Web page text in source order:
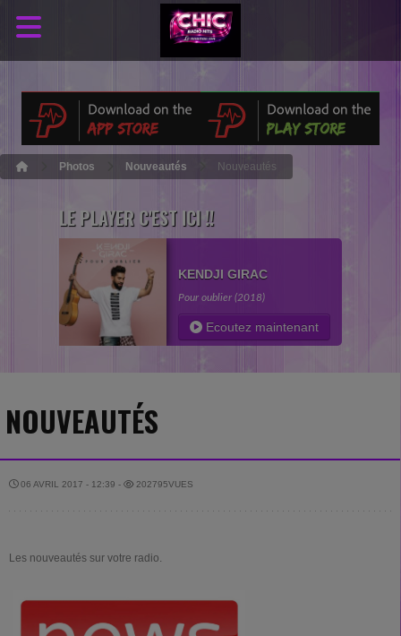
Photos Nouveautés Nouveautés
LE PLAYER C'EST ICI !!
KENDJI GIRAC
Pour oublier (2018)
Ecoutez maintenant
NOUVEAUTÉS
06 AVRIL 2017 - 12:39 - 202795VUES
Les nouveautés sur votre radio.